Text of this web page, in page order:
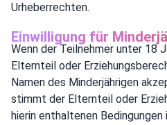
Urheberrechten.
Einwilligung für
Wenn der Teilnehmer unter 18
Elternteil oder
Namen des Minderjährigen
stimmt der Elternteil oder
hierin enthaltenen Bedingungen